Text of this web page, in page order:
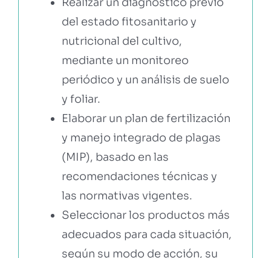
del estado fitosanitario y
nutricional del cultivo,
mediante un monitoreo
periódico y un análisis de suelo
y foliar.
Elaborar un plan de fertilización
y manejo integrado de plagas
(MIP), basado en las
recomendaciones técnicas y
las normativas vigentes.
Seleccionar los productos más
adecuados para cada situación,
según su modo de acción, su